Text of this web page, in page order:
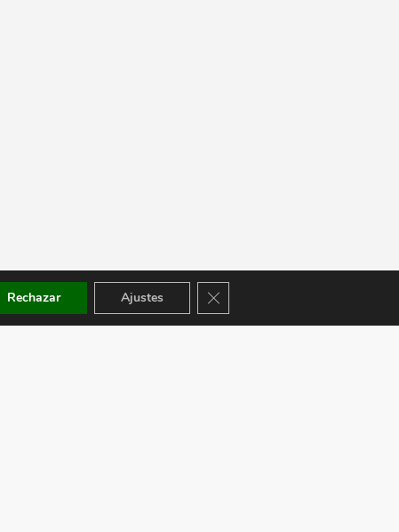
Rechazar Ajustes Cerrar el banner de cookies RGPD